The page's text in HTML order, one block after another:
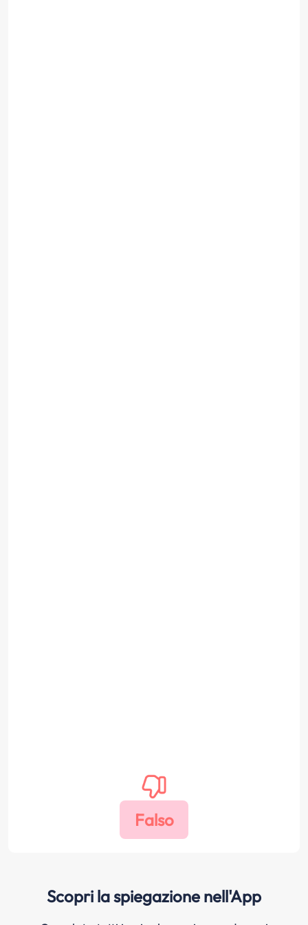
Scopri la spiegazione nell'App